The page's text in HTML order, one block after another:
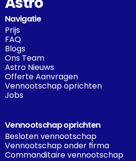
Navigatie
Prijs
FAQ
Blogs
Ons Team
Astro Nieuws
Offerte Aanvragen
Vennootschap oprichten
Jobs
Vennootschap oprichten
Besloten vennootschap
Vennootschap onder firma
Commanditaire vennootschap